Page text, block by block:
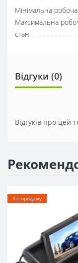
Мінімальна
Максимальна
стан
Відгуки (0)
Відгуків про цей
Хіт продажу